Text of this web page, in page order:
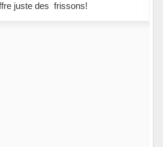
juste des frissons!